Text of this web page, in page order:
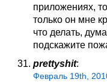
приложениях,
только он мне
что делать,
подскажите
prettyshit:
Февраль 19th,